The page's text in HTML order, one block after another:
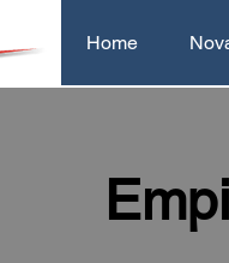
Home